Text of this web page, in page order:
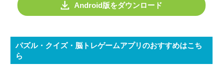
Android版をダウンロード
パズル・クイズ・脳トレゲームアプリのおすすめはこち
ら